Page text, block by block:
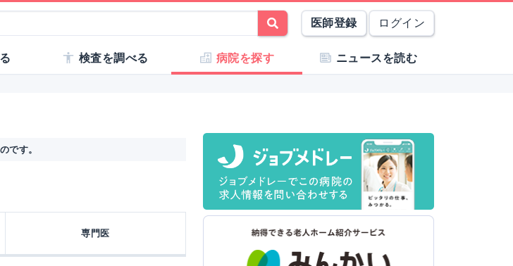
医師登録 ログイン
検査を調べる 病院を探す ニュースを読む
です。
専門医